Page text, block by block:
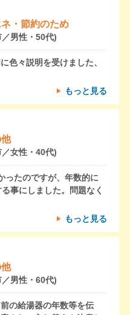
・節約のため
男性・50代)
色々説明を受けました、
もっと見る
女性・40代)
ったのですが、年数的に
事にしました。問題なく
もっと見る
男性・60代)
の給湯器の年数等を伝